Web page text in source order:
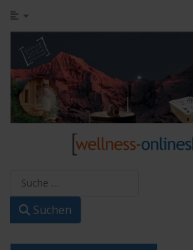
Suchen